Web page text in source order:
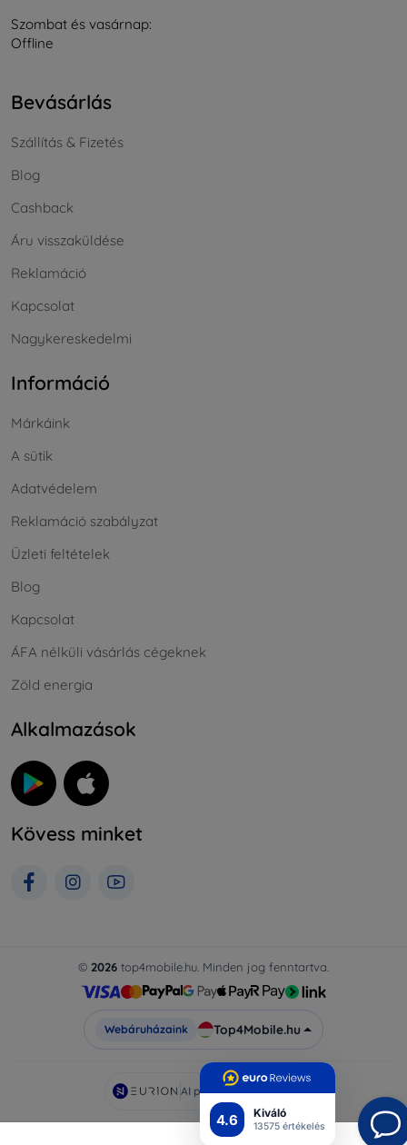
4.6 Kiváló
13575 értékelés
Szombat és vasárnap:
Offline
Bevásárlás
Szállítás & Fizetés
Blog
Cashback
Áru visszaküldése
Reklamáció
Kapcsolat
Nagykereskedelmi
Információ
Márkáink
A sütik
Adatvédelem
Reklamáció szabályzat
Üzleti feltételek
Blog
Kapcsolat
ÁFA nélküli vásárlás cégeknek
Zöld energia
Alkalmazások
Kövess minket
© 2026 top4mobile.hu. Minden jog fenntartva.
Webáruházaink Top4Mobile.hu
AI powered byEurion